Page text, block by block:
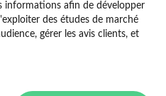
informations afin de développer
des études de marché
gérer les avis clients, et